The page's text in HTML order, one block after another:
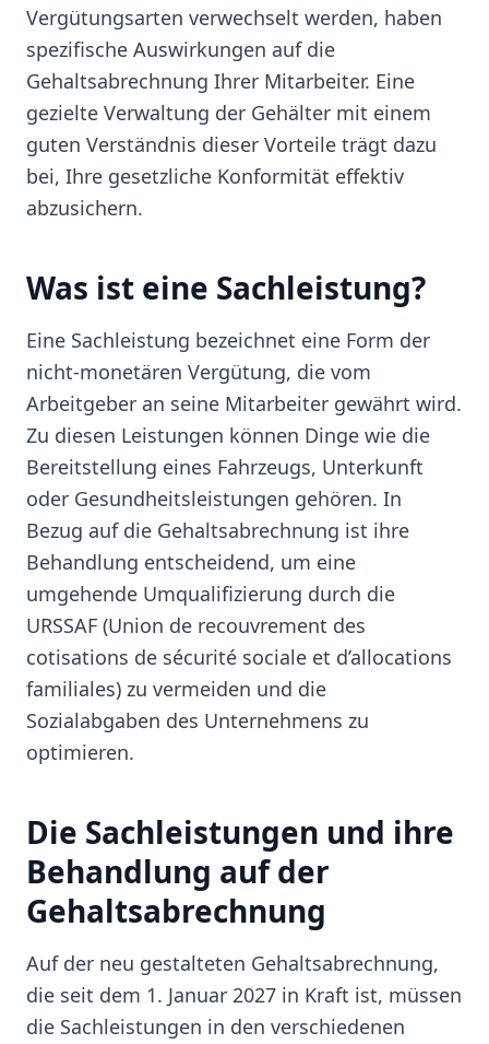
Vergütungsarten verwechselt werden, haben
spezifische Auswirkungen auf die
Gehaltsabrechnung Ihrer Mitarbeiter. Eine
gezielte Verwaltung der Gehälter mit einem
guten Verständnis dieser Vorteile trägt dazu
bei, Ihre gesetzliche Konformität effektiv
abzusichern.
Was ist eine Sachleistung?
Eine Sachleistung bezeichnet eine Form der
nicht-monetären Vergütung, die vom
Arbeitgeber an seine Mitarbeiter gewährt wird.
Zu diesen Leistungen können Dinge wie die
Bereitstellung eines Fahrzeugs, Unterkunft
oder Gesundheitsleistungen gehören. In
Bezug auf die Gehaltsabrechnung ist ihre
Behandlung entscheidend, um eine
umgehende Umqualifizierung durch die
URSSAF (Union de recouvrement des
cotisations de sécurité sociale et d’allocations
familiales) zu vermeiden und die
Sozialabgaben des Unternehmens zu
optimieren.
Die Sachleistungen und ihre
Behandlung auf der
Gehaltsabrechnung
Auf der neu gestalteten Gehaltsabrechnung,
die seit dem 1. Januar 2027 in Kraft ist, müssen
die Sachleistungen in den verschiedenen